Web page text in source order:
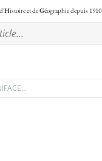
Histoire et deGéographiedepuis 1910